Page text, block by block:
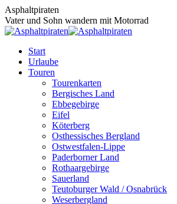
Zum
Inhalt
springen
Asphaltpiraten
Vater und Sohn wandern mit Motorrad
Start
Urlaube
Touren
Tourenkarten
Bergisches Land
Ebbegebirge
Eifel
Köterberg
Osthessisches Bergland
Ostwestfalen-Lippe
Paderborner Land
Rothaargebirge
Sauerland
Teutoburger Wald / Osnabrück
Weserbergland